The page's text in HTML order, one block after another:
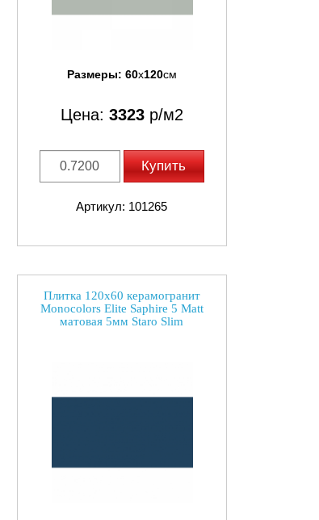
Размеры: 60x120см
Цена: 3323р/м2
Купить
Артикул: 101265
Плитка 120x60 керамогранит
Monocolors Elite Saphire 5 Matt
матовая 5мм Staro Slim